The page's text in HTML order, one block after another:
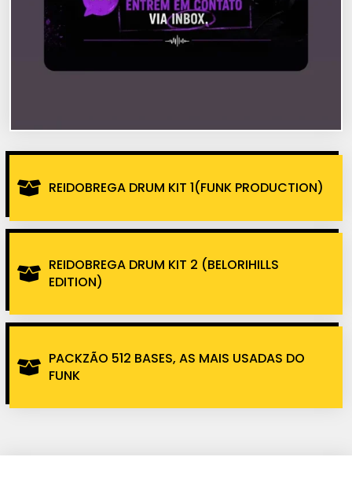
REIDOBREGA DRUM KIT 1(FUNK PRODUCTION)
REIDOBREGA DRUM KIT 2 (BELORIHILLS
EDITION)
PACKZÃO 512 BASES, AS MAIS USADAS DO
FUNK